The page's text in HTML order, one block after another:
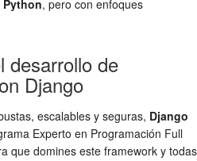
Python, pero con enfoques
desarrollo de
Django
escalables y seguras, Django
Experto en Programación Full
que domines este framework y todas